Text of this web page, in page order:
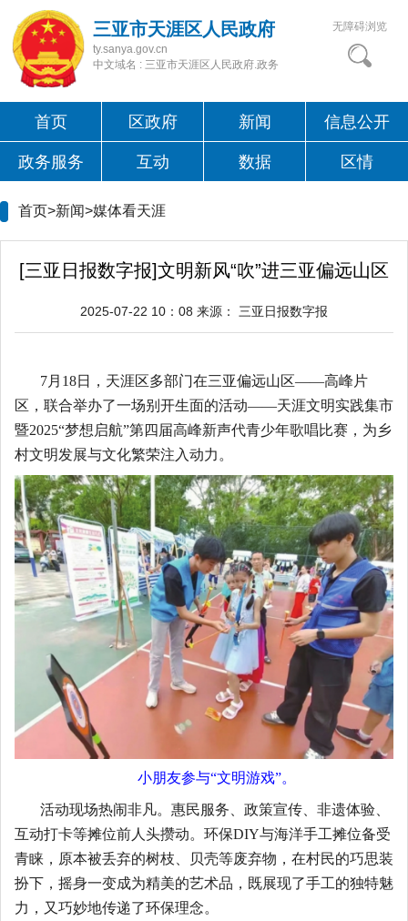
三亚市天涯区人民政府
ty.sanya.gov.cn
中文域名 : 三亚市天涯区人民政府.政务
无障碍浏览
首页 区政府 新闻 信息公开
政务服务 互动 数据 区情
首页>新闻>媒体看天涯
[三亚日报数字报]文明新风“吹”进三亚偏远山区
2025-07-22 10：08 来源： 三亚日报数字报
7月18日，天涯区多部门在三亚偏远山区——高峰片
区，联合举办了一场别开生面的活动——天涯文明实践集市
暨2025“梦想启航”第四届高峰新声代青少年歌唱比赛，为乡
村文明发展与文化繁荣注入动力。
小朋友参与“文明游戏”。
活动现场热闹非凡。惠民服务、政策宣传、非遗体验、
互动打卡等摊位前人头攒动。环保DIY与海洋手工摊位备受
青睐，原本被丢弃的树枝、贝壳等废弃物，在村民的巧思装
扮下，摇身一变成为精美的艺术品，既展现了手工的独特魅
力，又巧妙地传递了环保理念。